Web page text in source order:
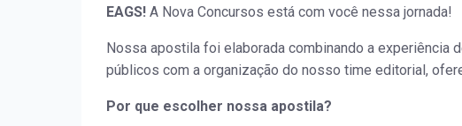
EAGS! A Nova Concursos está com você nessa jornada!
Nossa apostila foi elaborada combinando a
públicos com a organização do nosso time editorial,
Por que escolher nossa apostila?